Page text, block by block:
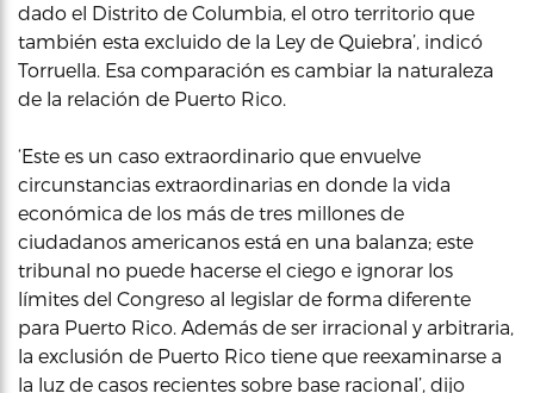
dado el Distrito de Columbia, el otro territorio que
también esta excluido de la Ley de Quiebra’, indicó
Torruella. Esa comparación es cambiar la naturaleza
de la relación de Puerto Rico.
‘Este es un caso extraordinario que envuelve
circunstancias extraordinarias en donde la vida
económica de los más de tres millones de
ciudadanos americanos está en una balanza; este
tribunal no puede hacerse el ciego e ignorar los
límites del Congreso al legislar de forma diferente
para Puerto Rico. Además de ser irracional y arbitraria,
la exclusión de Puerto Rico tiene que reexaminarse a
la luz de casos recientes sobre base racional’, dijo